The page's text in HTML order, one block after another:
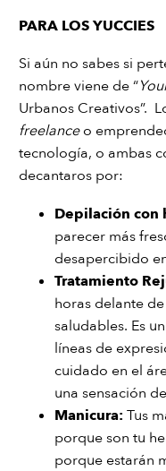
PARA LOS YUCCIES
Si aún no sabes si
nombre viene de “
Urbanos Creativos”.
freelanceo
tecnología, o ambas
decantaros por:
Depilación con
parecer más
desapercibido
Tratamiento
horas delante
saludables. Es
líneas de
cuidado en el
una sensación
Manicura: Tus
porque son tu
porque estarán